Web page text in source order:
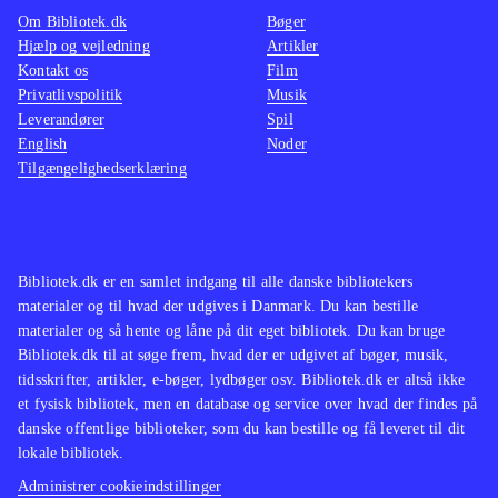
figurer (2 små, 1 stor), en Portal of
Power, byttekort og klistermærker. At
man skal bruge både figurer og
portal, vil uden tvivl besværliggøre
klargøring af dette materiale.
Bibliotek.dk er en samlet indgang til alle danske bibliotekers
materialer og til hvad der udgives i Danmark. Du kan bestille
materialer og så hente og låne på dit eget bibliotek. Du kan bruge
Bibliotek.dk til at søge frem, hvad der er udgivet af bøger, musik,
tidsskrifter, artikler, e-bøger, lydbøger osv. Bibliotek.dk er altså ikke
et fysisk bibliotek, men en database og service over hvad der findes på
danske offentlige biblioteker, som du kan bestille og få leveret til dit
lokale bibliotek.
Administrer cookieindstillinger
Om Bibliotek.dk
Hjælp og vejledning
Kontakt os
Privatlivspolitik
Leverandører
English
Tilgængelighedserklæring
Bøger
Artikler
Film
Musik
Spil
Noder